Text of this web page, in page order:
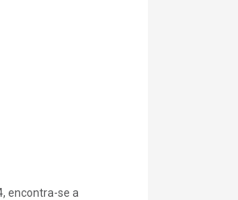
encontra-se a